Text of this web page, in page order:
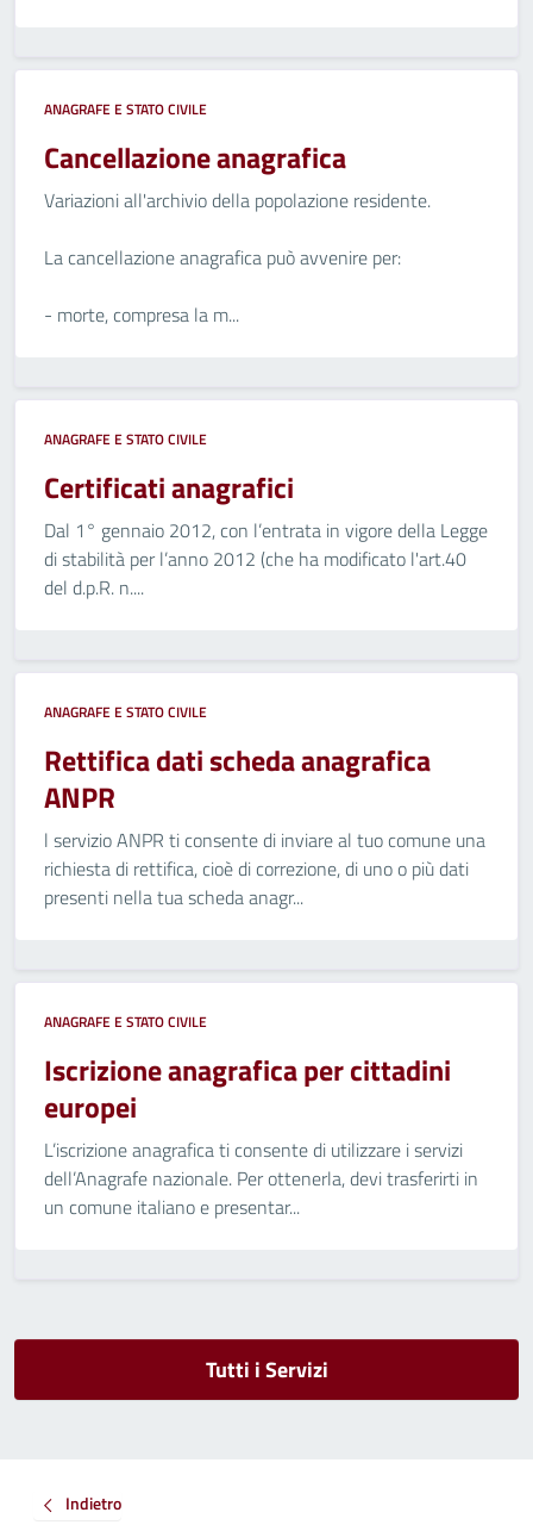
ANAGRAFE E STATO CIVILE
Cancellazione anagrafica
Variazioni all'archivio della popolazione residente.
La cancellazione anagrafica può avvenire per:
- morte, compresa la m...
ANAGRAFE E STATO CIVILE
Certificati anagrafici
Dal 1° gennaio 2012, con l’entrata in vigore della Legge
di stabilità per l’anno 2012 (che ha modificato l'art.40
del d.p.R. n....
ANAGRAFE E STATO CIVILE
Rettifica dati scheda anagrafica
ANPR
l servizio ANPR ti consente di inviare al tuo comune una
richiesta di rettifica, cioè di correzione, di uno o più dati
presenti nella tua scheda anagr...
ANAGRAFE E STATO CIVILE
Iscrizione anagrafica per cittadini
europei
L’iscrizione anagrafica ti consente di utilizzare i servizi
dell’Anagrafe nazionale. Per ottenerla, devi trasferirti in
un comune italiano e presentar...
Tutti i Servizi
Indietro